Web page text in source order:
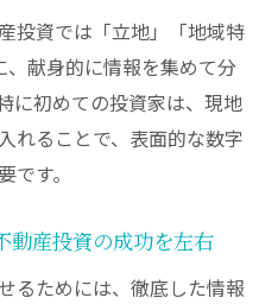
物件の主な特徴を徹底
社の選び方と注意点を
古の大阪不動産投資比
投資では「立地」「地域特
献身的に情報を集めて分
に初めての投資家は、現地
れることで、表面的な数字
す。
動産投資の成功を左右
るためには、徹底した情報